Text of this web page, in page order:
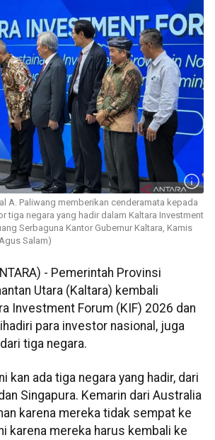
A. Paliwang memberikan cenderamata kepada
tiga negara yang hadir dalam Kaltara Investment
Serbaguna Kantor Gubernur Kaltara, Kamis
Salam)
- Pemerintah Provinsi
Utara (Kaltara) kembali
Investment Forum (KIF) 2026 dan
para investor nasional, juga
tiga negara.
kan ada tiga negara yang hadir, dari
Singapura. Kemarin dari Australia
karena mereka tidak sempat ke
karena mereka harus kembali ke